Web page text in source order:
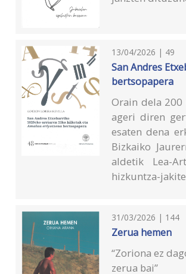
13/04/2026 | 49
San Andres
bertsopapera
Orain dela
ageri diren
esaten dena
Bizkaiko
aldetik Lea-
hizkuntza-
31/03/2026 | 144
Zerua hemen
“Zoriona ez
zerua bai”